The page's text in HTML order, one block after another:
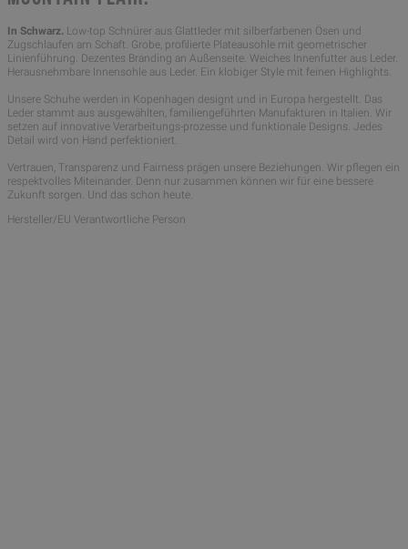
In Schwarz. Low-top Schnürer aus Glattleder mit silberfarbenen Ösen und
Zugschlaufen am Schaft. Grobe, profilierte Plateausohle mit geometrischer
Linienführung. Dezentes Branding an Außenseite. Weiches Innenfutter aus Leder.
Herausnehmbare Innensohle aus Leder. Ein klobiger Style mit feinen Highlights.
Unsere Schuhe werden in Kopenhagen designt und in Europa hergestellt. Das
Leder stammt aus ausgewählten, familiengeführten Manufakturen in Italien. Wir
setzen auf innovative Verarbeitungs-prozesse und funktionale Designs. Jedes
Detail wird von Hand perfektioniert.
Vertrauen, Transparenz und Fairness prägen unsere Beziehungen. Wir pflegen ein
respektvolles Miteinander. Denn nur zusammen können wir für eine bessere
Zukunft sorgen. Und das schon heute.
Hersteller/EU Verantwortliche Person